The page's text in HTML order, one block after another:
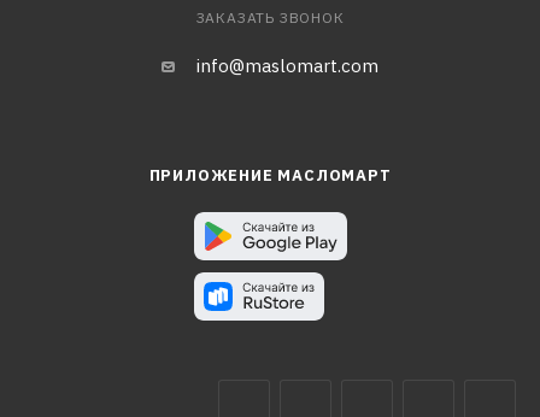
ЗАКАЗАТЬ ЗВОНОК
info@maslomart.com
ПРИЛОЖЕНИЕ МАСЛОМАРТ